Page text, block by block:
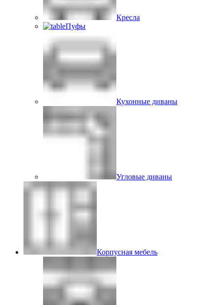
Кресла
Пуфы
Кухонные диваны
Угловые диваны
Корпусная мебель